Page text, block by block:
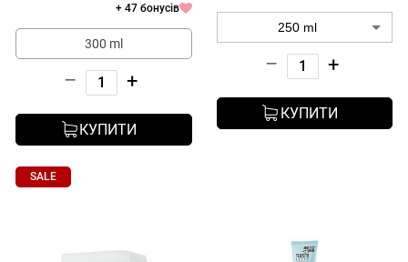
+ 47 бонусів
300 ml
– +
КУПИТИ
– +
КУПИТИ
SALE